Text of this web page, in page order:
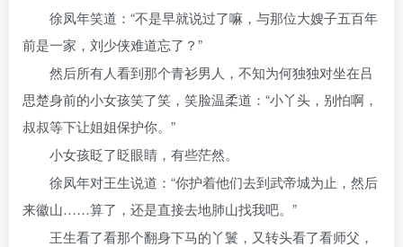
徐凤年笑道：“不是早就说过了嘛，与那位大嫂子五百年
前是一家，刘少侠难道忘了？”
然后所有人看到那个青衫男人，不知为何独独对坐在吕
思楚身前的小女孩笑了笑，笑脸温柔道：“小丫头，别怕啊，
叔叔等下让姐姐保护你。”
小女孩眨了眨眼睛，有些茫然。
徐凤年对王生说道：“你护着他们去到武帝城为止，然后
来徽山……算了，还是直接去地肺山找我吧。”
王生看了看那个翻身下马的丫鬟，又转头看了看师父，